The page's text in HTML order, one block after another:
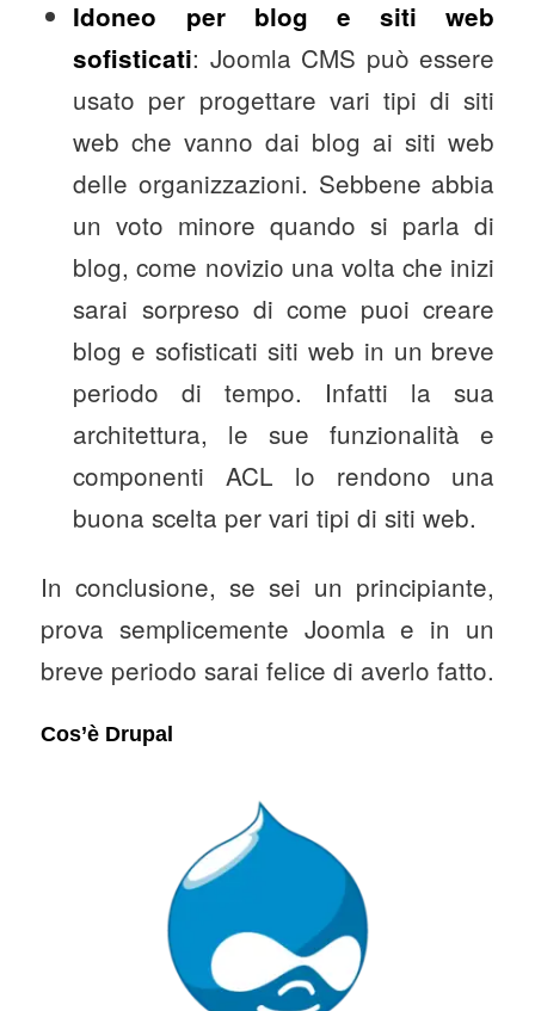
Idoneo per blog e siti web
sofisticati: Joomla CMS può essere
usato per progettare vari tipi di siti
web che vanno dai blog ai siti web
delle organizzazioni. Sebbene abbia
un voto minore quando si parla di
blog, come novizio una volta che inizi
sarai sorpreso di come puoi creare
blog e sofisticati siti web in un breve
periodo di tempo. Infatti la sua
architettura, le sue funzionalità e
componenti ACL lo rendono una
buona scelta per vari tipi di siti web.
In conclusione, se sei un principiante,
prova semplicemente Joomla e in un
breve periodo sarai felice di averlo fatto.
Cos’è Drupal